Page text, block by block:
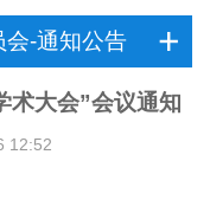
-通知公告
术大会”会议通知
12:52